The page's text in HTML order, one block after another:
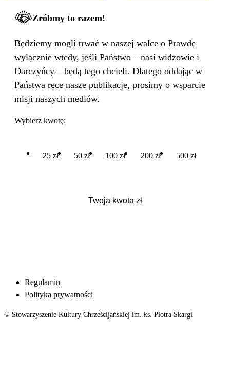
Zróbmy to razem!
Będziemy mogli trwać w naszej walce o Prawdę
wyłącznie wtedy, jeśli Państwo – nasi widzowie i
Darczyńcy – będą tego chcieli. Dlatego oddając w
Państwa ręce nasze publikacje, prosimy o wsparcie
misji naszych mediów.
Wybierz kwotę:
25 zł 50 zł 100 zł 200 zł 500 zł
Regulamin
Polityka prywatności
© Stowarzyszenie Kultury Chrześcijańskiej im. ks. Piotra Skargi